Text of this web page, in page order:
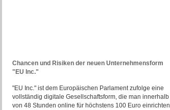
Chancen und Risiken der neuen Unternehmensform
"EU Inc."
"EU Inc." ist dem Europäischen Parlament zufolge eine
vollständig digitale Gesellschaftsform, die man innerhalb
von 48 Stunden online für höchstens 100 Euro einrichten